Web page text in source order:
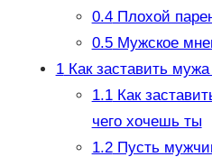
0.4Плохой
0.5Мужское
1Как заставить мужа
1.1Как
чего хочешь ты
1.2Пусть